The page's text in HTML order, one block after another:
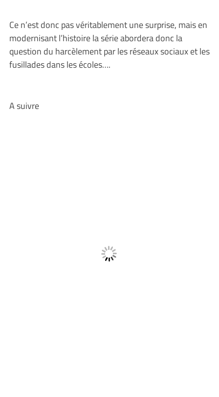
Ce n’est donc pas véritablement une surprise, mais en
modernisant l’histoire la série abordera donc la
question du harcèlement par les réseaux sociaux et les
fusillades dans les écoles….
A suivre